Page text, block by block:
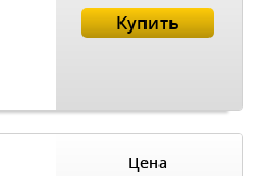
Купить
Цена